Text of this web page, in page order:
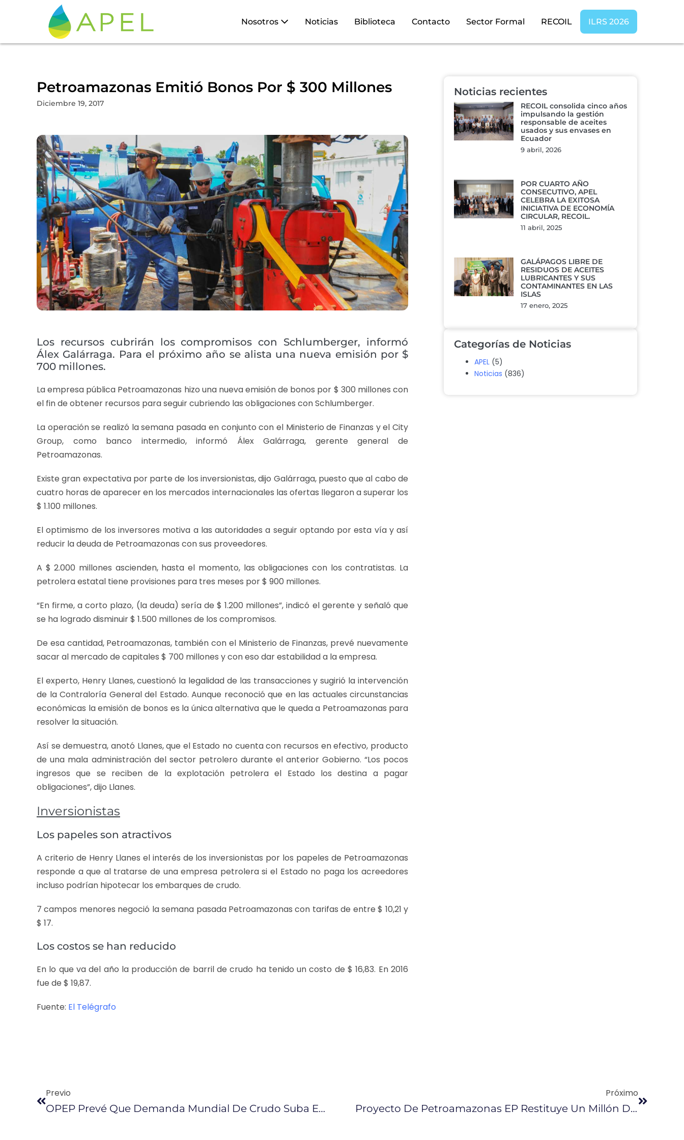
Nosotros Noticias Biblioteca Contacto Sector Formal RECOIL ILRS 2026
Petroamazonas Emitió Bonos Por $ 300 Millones
Diciembre 19, 2017
Los recursos cubrirán los compromisos con Schlumberger, informó
Álex Galárraga. Para el próximo año se alista una nueva emisión por $
700 millones.
La empresa pública Petroamazonas hizo una nueva emisión de bonos por $ 300 millones con
el fin de obtener recursos para seguir cubriendo las obligaciones con Schlumberger.
La operación se realizó la semana pasada en conjunto con el Ministerio de Finanzas y el City
Group, como banco intermedio, informó Álex Galárraga, gerente general de
Petroamazonas.
Existe gran expectativa por parte de los inversionistas, dijo Galárraga, puesto que al cabo de
cuatro horas de aparecer en los mercados internacionales las ofertas llegaron a superar los
$ 1.100 millones.
El optimismo de los inversores motiva a las autoridades a seguir optando por esta vía y así
reducir la deuda de Petroamazonas con sus proveedores.
A $ 2.000 millones ascienden, hasta el momento, las obligaciones con los contratistas. La
petrolera estatal tiene provisiones para tres meses por $ 900 millones.
“En firme, a corto plazo, (la deuda) sería de $ 1.200 millones”, indicó el gerente y señaló que
se ha logrado disminuir $ 1.500 millones de los compromisos.
De esa cantidad, Petroamazonas, también con el Ministerio de Finanzas, prevé nuevamente
sacar al mercado de capitales $ 700 millones y con eso dar estabilidad a la empresa.
El experto, Henry Llanes, cuestionó la legalidad de las transacciones y sugirió la intervención
de la Contraloría General del Estado. Aunque reconoció que en las actuales circunstancias
económicas la emisión de bonos es la única alternativa que le queda a Petroamazonas para
resolver la situación.
Así se demuestra, anotó Llanes, que el Estado no cuenta con recursos en efectivo, producto
de una mala administración del sector petrolero durante el anterior Gobierno. “Los pocos
ingresos que se reciben de la explotación petrolera el Estado los destina a pagar
obligaciones”, dijo Llanes.
Inversionistas
Los papeles son atractivos
A criterio de Henry Llanes el interés de los inversionistas por los papeles de Petroamazonas
responde a que al tratarse de una empresa petrolera si el Estado no paga los acreedores
incluso podrían hipotecar los embarques de crudo.
7 campos menores negoció la semana pasada Petroamazonas con tarifas de entre $ 10,21 y
$ 17.
Los costos se han reducido
En lo que va del año la producción de barril de crudo ha tenido un costo de $ 16,83. En 2016
fue de $ 19,87.
Fuente: El Telégrafo
Noticias recientes
RECOIL consolida cinco años
impulsando la gestión
responsable de aceites
usados y sus envases en
Ecuador
9 abril, 2026
POR CUARTO AÑO
CONSECUTIVO, APEL
CELEBRA LA EXITOSA
INICIATIVA DE ECONOMÍA
CIRCULAR, RECOIL.
11 abril, 2025
GALÁPAGOS LIBRE DE
RESIDUOS DE ACEITES
LUBRICANTES Y SUS
CONTAMINANTES EN LAS
ISLAS
17 enero, 2025
Categorías de Noticias
APEL (5)
Noticias (836)
Previo
OPEP Prevé Que Demanda Mundial De Crudo Suba En 2018
Próximo
Proyecto De Petroamazonas EP Restituye Un Millón De Metros Cúbicos De Suelo